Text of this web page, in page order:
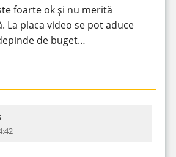
foarte ok și nu merită
La placa video se pot aduce
de buget…